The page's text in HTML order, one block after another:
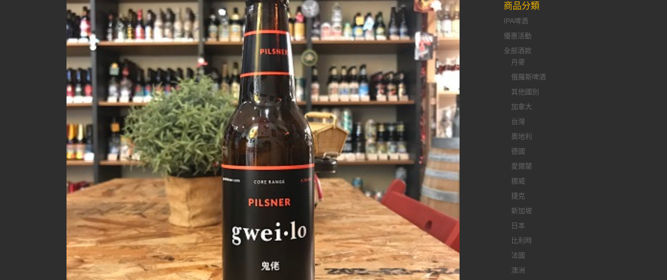
商品分類
IPA啤酒
優惠活動
全部酒款
丹麥
俄羅斯啤酒
其他國別
加拿大
台灣
奧地利
德國
愛爾蘭
挪威
捷克
新加坡
日本
比利時
法國
澳洲